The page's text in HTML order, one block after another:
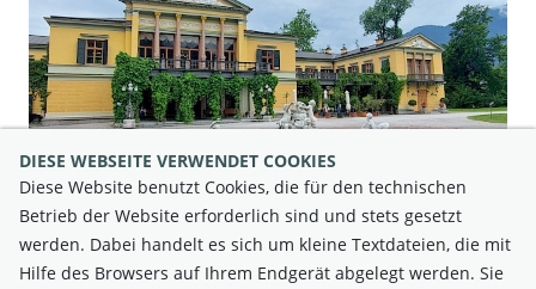
DIESE WEBSEITE VERWENDET COOKIES
Diese Website benutzt Cookies, die für den technischen
Betrieb der Website erforderlich sind und stets gesetzt
werden. Dabei handelt es sich um kleine Textdateien, die mit
Hilfe des Browsers auf Ihrem Endgerät abgelegt werden. Sie